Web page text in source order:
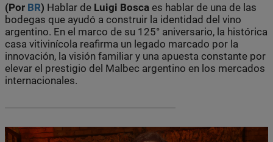
(Por BR) Hablar de Luigi Bosca es hablar de una de las
bodegas que ayudó a construir la identidad del vino
argentino. En el marco de su 125° aniversario, la histórica
casa vitivinícola reafirma un legado marcado por la
innovación, la visión familiar y una apuesta constante por
elevar el prestigio del Malbec argentino en los mercados
internacionales.